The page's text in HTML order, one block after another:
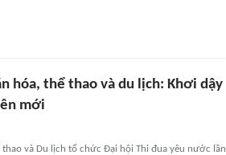
hóa, thể thao và du lịch: Khơi dậy
mới
thao và Du lịch tổ chức Đại hội Thi đua yêu nước lần